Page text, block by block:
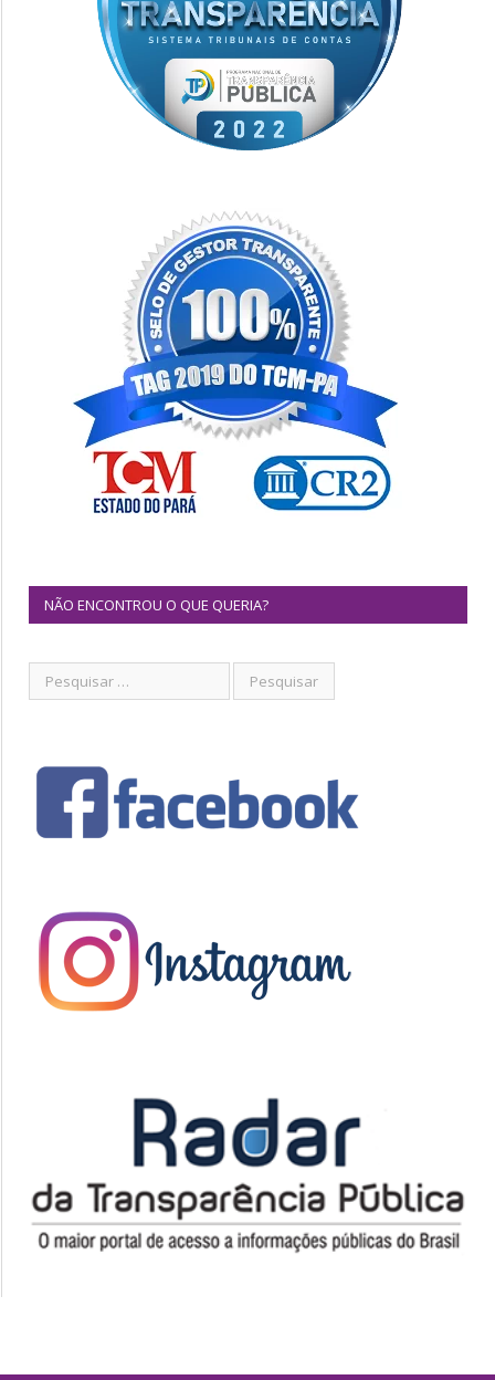
NÃO ENCONTROU O QUE QUERIA?